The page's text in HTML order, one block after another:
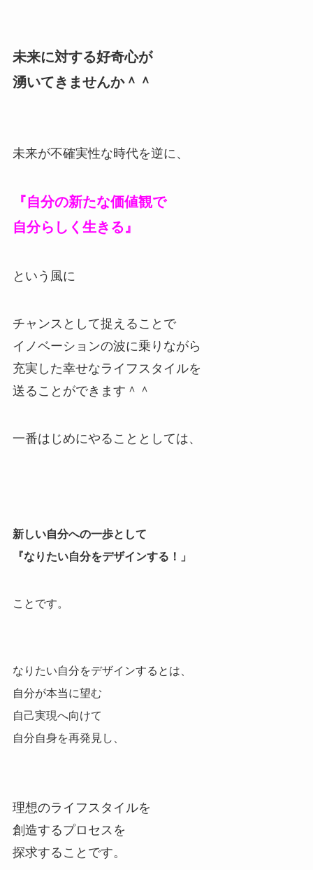
未来に対する好奇心が
湧いてきませんか＾＾
未来が不確実性な時代を逆に、
『自分の新たな価値観で
自分らしく生きる』
という風に
チャンスとして捉えることで
イノベーションの波に乗りながら
充実した幸せなライフスタイルを
送ることができます＾＾
一番はじめにやることとしては、
新しい自分への一歩として
『なりたい自分をデザインする！」
ことです。
なりたい自分をデザインするとは、
自分が本当に望む
自己実現へ向けて
自分自身を再発見し、
理想のライフスタイルを
創造するプロセスを
探求することです。